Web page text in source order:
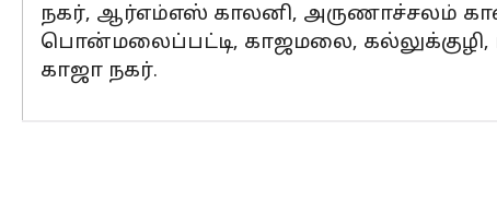
நகர், ஆர்எம்எஸ் காலனி, அருணாச்சலம்
பொன்மலைப்பட்டி, காஜமலை, கல்லுக்குழி,
காஜா நகர்.